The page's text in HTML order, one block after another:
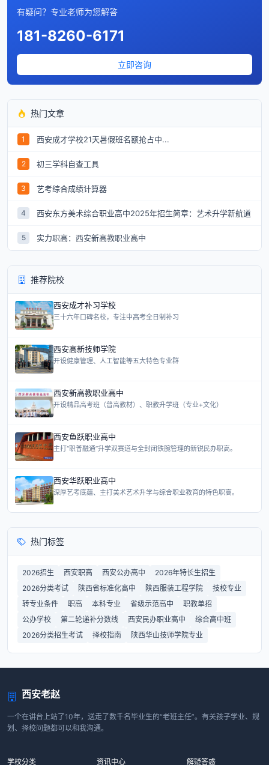
有疑问？专业老师为您解答
181-8260-6171
立即咨询
热门文章
1 西安成才学校21天暑假班名额抢占中...
2 初三学科自查工具
3 艺考综合成绩计算器
4 西安东方美术综合职业高中2025年招生简章：艺术升学新航道
5 实力职高：西安新高教职业高中
推荐院校
西安成才补习学校
三十六年口碑名校，专注中高考全日制补习
西安高新技师学院
开设健康管理、人工智能等五大特色专业群
西安新高教职业高中
开设精品高考班（普高教材）、职教升学班（专业+文化）
西安鱼跃职业高中
主打“职普融通”升学双赛道与全封闭铁腕管理的新锐民办职高。
西安华跃职业高中
深厚艺考底蕴、主打美术艺术升学与综合职业教育的特色职高。
热门标签
2026招生 西安职高 西安公办高中
2026年特长生招生
2026分类考试
陕西省标准化高中 陕西服装工程学院
技校专业
转专业条件
职高 本科专业 省级示范高中
职教单招
公办学校
第二轮递补分数线 西安民办职业高中
综合高中班
2026分类招生考试
择校指南 陕西华山技师学院专业
西安老赵
一个在讲台上站了10年，送走了数千名毕业生的“老班主任”。有关孩子学业、规
划、择校问题都可以和我沟通。
学校分类 资讯中心 解疑答惑